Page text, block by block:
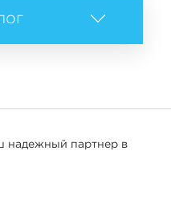
надежный партнер в